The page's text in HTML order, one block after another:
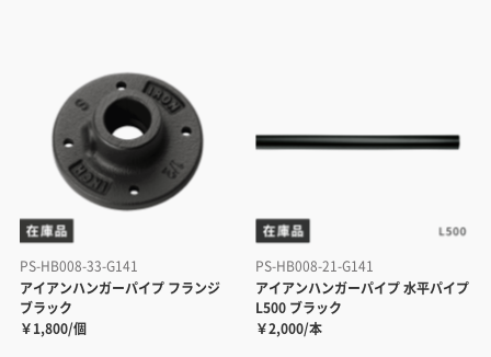
PS-HB008-33-G141
アイアンハンガーパイプ フランジ
ブラック
￥1,800/個
PS-HB008-21-G141
アイアンハンガーパイプ 水平パイプ
L500 ブラック
￥2,000/本